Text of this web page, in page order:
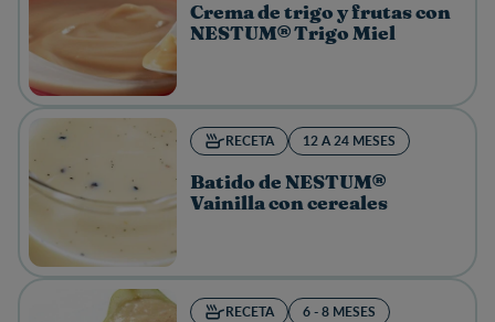
Crema de trigo y frutas con
NESTUM® Trigo Miel
RECETA 12 A 24 MESES
Batido de NESTUM®
Vainilla con cereales
RECETA 6 - 8 MESES